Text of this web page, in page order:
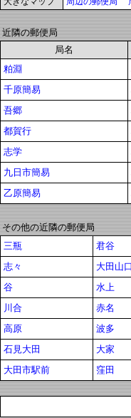
近隣の郵便局
局名
粕淵
千原簡易
吾郷
都賀行
志学
九日市簡易
乙原簡易
その他の近隣の郵便局
三瓶
君谷
志々
大田山
谷
水上
川合
赤名
高原
波多
石見大田
大家
大田市駅前
窪田